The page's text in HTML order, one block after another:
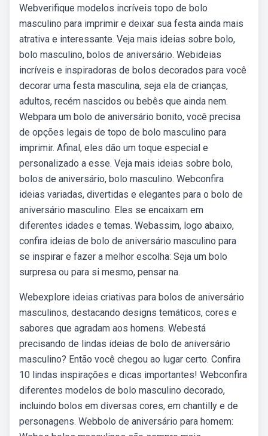
Webverifique modelos incríveis topo de bolo
masculino para imprimir e deixar sua festa ainda mais
atrativa e interessante. Veja mais ideias sobre bolo,
bolo masculino, bolos de aniversário. Webideias
incríveis e inspiradoras de bolos decorados para você
decorar uma festa masculina, seja ela de crianças,
adultos, recém nascidos ou bebês que ainda nem.
Webpara um bolo de aniversário bonito, você precisa
de opções legais de topo de bolo masculino para
imprimir. Afinal, eles dão um toque especial e
personalizado a esse. Veja mais ideias sobre bolo,
bolos de aniversário, bolo masculino. Webconfira
ideias variadas, divertidas e elegantes para o bolo de
aniversário masculino. Eles se encaixam em
diferentes idades e temas. Webassim, logo abaixo,
confira ideias de bolo de aniversário masculino para
se inspirar e fazer a melhor escolha: Seja um bolo
surpresa ou para si mesmo, pensar na.
Webexplore ideias criativas para bolos de aniversário
masculinos, destacando designs temáticos, cores e
sabores que agradam aos homens. Webestá
precisando de lindas ideias de bolo de aniversário
masculino? Então você chegou ao lugar certo. Confira
10 lindas inspirações e dicas importantes! Webconfira
diferentes modelos de bolo masculino decorado,
incluindo bolos em diversas cores, em chantilly e de
personagens. Webbolo de aniversário para homem: